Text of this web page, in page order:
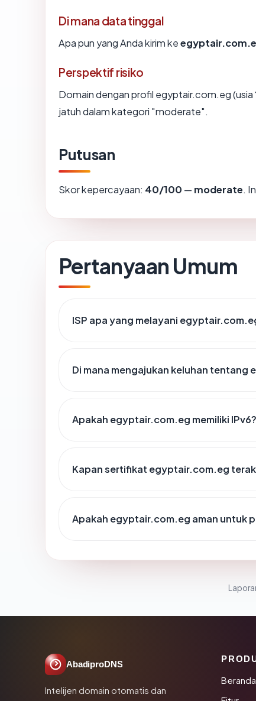
Di mana data tinggal
Apa pun yang Anda kirim ke
Perspektif risiko
Domain dengan profil egyptair.com.eg (usia
jatuh dalam kategori "moderate".
Putusan
Skor kepercayaan: 40/100 — moderate.
Pertanyaan Umum
ISP apa yang melayani
Di mana mengajukan keluhan tentang
Apakah egyptair.com.eg memiliki IPv6?
Kapan sertifikat egyptair.com.eg
Apakah egyptair.com.eg aman untuk
AbadiproDNS
Intelijen domain otomatis dan
Beranda